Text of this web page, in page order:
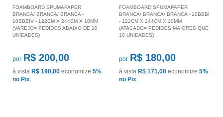
FOAMBOARD SPUMAPAPER
BRANCA/ BRANCA/ BRANCA -
10BBBIV - 122CM X 244CM X 10MM
(VAREJO= PEDIDOS ABAIXO DE 10
UNIDADES)
por R$ 200,00
à vista R$ 190,00 economize 5%
no Pix
FOAMBOARD SPUMAPAPER
BRANCA/ BRANCA/ BRANCA - 10BBBI
- 122CM X 244CM X 10MM
(ATACADO= PEDIDOS MAIORES QUE
10 UNIDADES)
por R$ 180,00
à vista R$ 171,00 economize 5%
no Pix